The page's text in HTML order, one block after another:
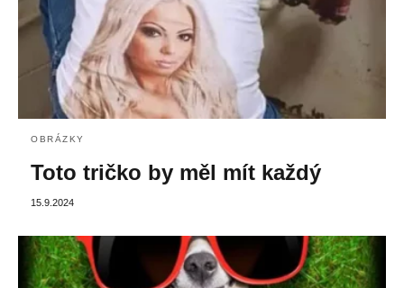
OBRÁZKY
Toto tričko by měl mít každý
15.9.2024